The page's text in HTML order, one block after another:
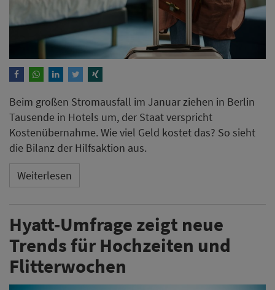
Beim großen Stromausfall im Januar ziehen in Berlin
Tausende in Hotels um, der Staat verspricht
Kostenübernahme. Wie viel Geld kostet das? So sieht
die Bilanz der Hilfsaktion aus.
Weiterlesen
Hyatt-Umfrage zeigt neue
Trends für Hochzeiten und
Flitterwochen